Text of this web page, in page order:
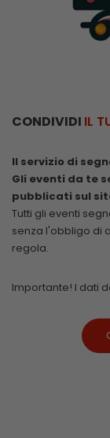
CONDIVIDI IL
Il servizio di
Gli eventi da te
pubblicati sul
Tutti gli eventi
senza l'obbligo di
regola.
Importante! I dati